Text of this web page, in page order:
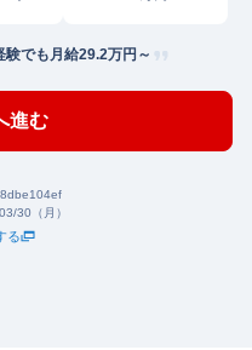
でも月給29.2万円～
進む
30（月）
る